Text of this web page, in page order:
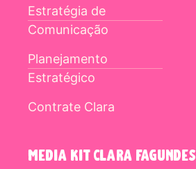
Estratégia de
Comunicação
Planejamento
Estratégico
Contrate Clara
media kit clara fagundes